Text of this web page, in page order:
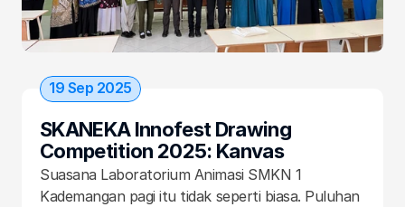
SKANEKA Innofest Drawing
Competition 2025: Kanvas
Petualangan bagi Calon Animator
Blitar Raya
Suasana Laboratorium Animasi SMKN 1
Kademangan pagi itu tidak seperti biasa. Puluhan
19 Sep 2025